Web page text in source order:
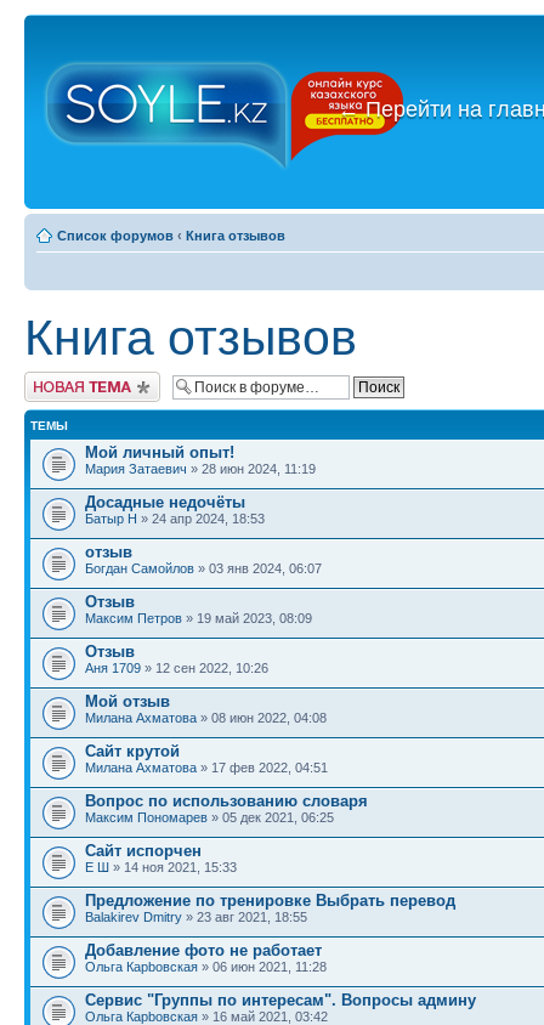
←Перейти на
Список форумов ‹ Книга отзывов
Книга отзывов
Новая тема
ТЕМЫ
Мой личный опыт!
Мария Затаевич » 28 июн 2024, 11:19
Досадные недочёты
Батыр Н » 24 апр 2024, 18:53
отзыв
Богдан Самойлов » 03 янв 2024, 06:07
Отзыв
Максим Петров » 19 май 2023, 08:09
Отзыв
Аня 1709 » 12 сен 2022, 10:26
Мой отзыв
Милана Ахматова » 08 июн 2022, 04:08
Сайт крутой
Милана Ахматова » 17 фев 2022, 04:51
Вопрос по использованию словаря
Максим Пономарев » 05 дек 2021, 06:25
Сайт испорчен
Е Ш » 14 ноя 2021, 15:33
Предложение по тренировке Выбрать перевод
Balakirev Dmitry » 23 авг 2021, 18:55
Добавление фото не работает
Ольга Карbовская » 06 июн 2021, 11:28
Сервис "Группы по интересам". Вопросы админу
Ольга Карbовская » 16 май 2021, 03:42